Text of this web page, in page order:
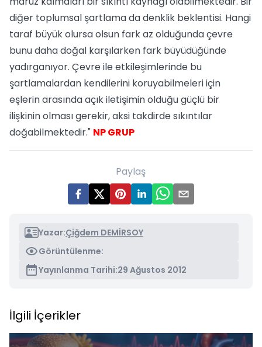
diğer toplumsal şartlama da denklik beklentisi. Hangi
taraf büyük olursa olsun fark az olduğunda çevre
bunu daha doğal karşılarken fark büyüdüğünde
yadırganıyor. Çevre ile etkileşimlerinde bu
şartlamalardan kendilerini koruyabilmeleri için
eşlerin arasında açık iletişimin olduğu güçlü bir
ilişkinin olması gerekir, aksi takdirde sıkıntılar
doğabilmektedir." NP GRUP
Paylaş
Yazar:Çiğdem DEMİRSOY
Görüntülenme:
Yayınlanma Tarihi:29 Ağustos 2012
İlgili İçerikler